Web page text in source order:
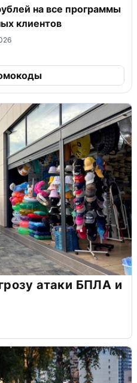
на все программы
клиентов
атаки БПЛА и